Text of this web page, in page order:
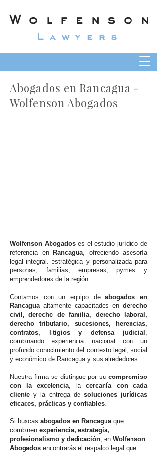
Wolfenson
Lawyers
Abogados en Rancagua -
Wolfenson Abogados
Wolfenson Abogadoses el estudio jurídico de
referencia en
Rancagua, ofreciendo asesoría
legal integral, estratégica y personalizada para
personas, familias, empresas, pymes y
emprendedores de la región.
Contamos con un equipo deabogados en
Rancaguaaltamente capacitados en derecho
civil, derecho de familia, derecho laboral,
derecho tributario, sucesiones, herencias,
contratos, litigios y defensa judicial ,
combinando experiencia nacional con un
profundo conocimiento del contexto legal, social
y económico de Rancagua y sus alrededores.
Nuestra firma se distingue por su compromiso
con la excelencia, la cercanía con cada
cliente y la entrega de soluciones jurídicas
eficaces, prácticas y confiables.
Si buscas abogados en Rancaguaque
combinen experiencia, estrategia,
profesionalismo y dedicación, en Wolfenson
Abogados encontrarás el respaldo legal que